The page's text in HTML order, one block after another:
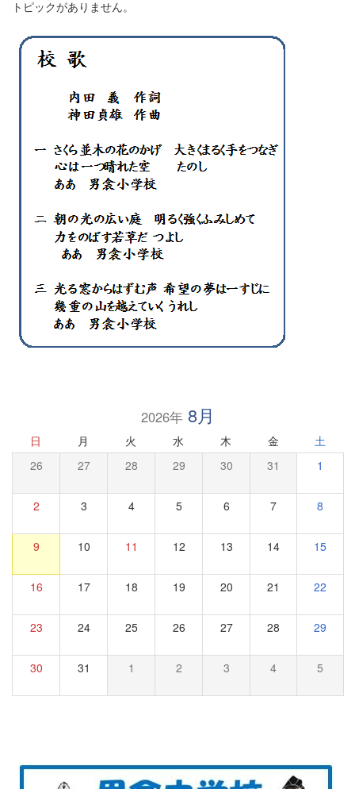
トピックがありません。
2026年8月
日 月 火 水 木 金 土
26 27 28 29 30 31 1
2 3 4 5 6 7 8
9 10 11 12 13 14 15
16 17 18 19 20 21 22
23 24 25 26 27 28 29
30 31 1 2 3 4 5